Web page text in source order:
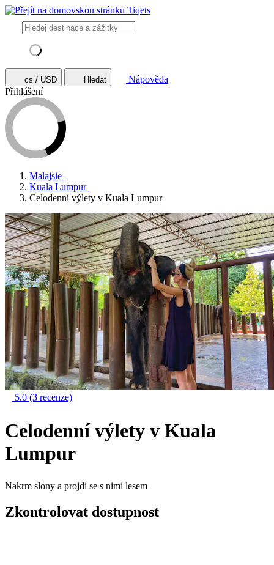
cs / USD Hledat
Nápověda
Přihlášení
Malajsie
Kuala Lumpur
Celodenní výlety v Kuala Lumpur
5.0 (3 recenze)
Celodenní výlety v Kuala
Lumpur
Nakrm slony a projdi se s nimi lesem
Zkontrolovat dostupnost